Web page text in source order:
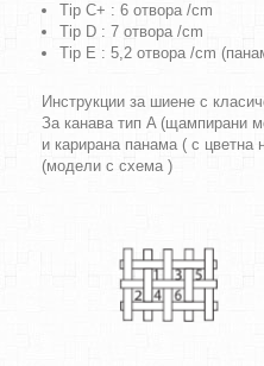
Tip C+ : 6 отвора /cm
Tip D : 7 отвора /cm
Tip E : 5,2 отвора /cm
Инструкции за шиене с
За канава тип A (щампирани
и карирана панама ( с цветна
(модели с схема )